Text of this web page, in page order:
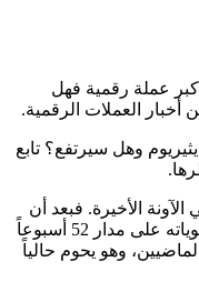
عملة رقمية فهل
العملات الرقمية.
وهل سيرتفع؟ تابع
الأخيرة. فبعد أن
وصل سعر عملة الإيثيريوم إلى أعلى مستوياته على مدار 52 أسبوعاً
وهو يحوم حالياً